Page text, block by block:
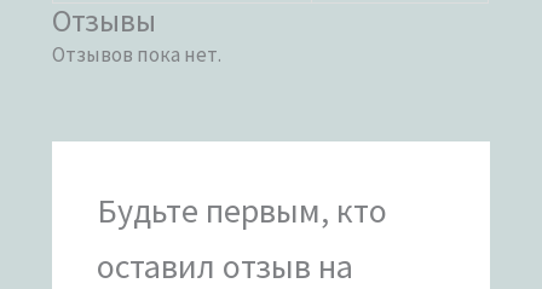
Отзывы
Отзывов пока нет.
Будьте первым, кто
оставил отзыв на